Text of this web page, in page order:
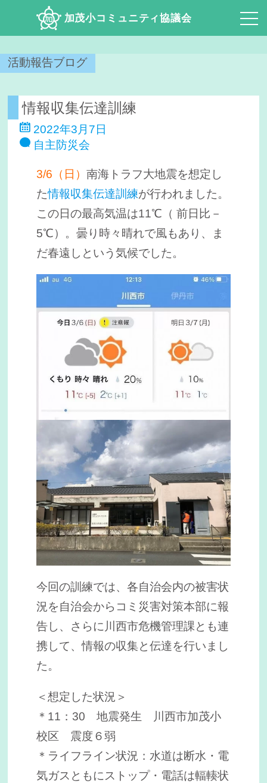
加茂小コミュニティ協議会
活動報告ブログ
情報収集伝達訓練
2022年3月7日
自主防災会
3/6（日）南海トラフ大地震を想定し
た情報収集伝達訓練が行われました。
この日の最高気温は11℃（ 前日比－
5℃）。曇り時々晴れで風もあり、ま
だ春遠しという気候でした。
今回の訓練では、各自治会内の被害状
況を自治会からコミ災害対策本部に報
告し、さらに川西市危機管理課とも連
携して、情報の収集と伝達を行いまし
た。
＜想定した状況＞
＊11：30 地震発生 川西市加茂小
校区 震度６弱
＊ライフライン状況：水道は断水・電
気ガスともにストップ・電話は輻輳状